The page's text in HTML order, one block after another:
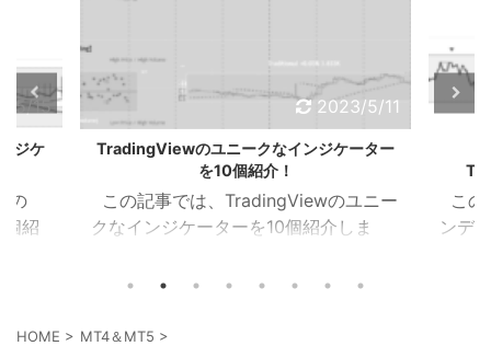
2023/5/11
ンジケーター
のユニー
介しま
ドライン サ
2023/5/8
マネーフローインデックス(MFI)の
TradingViewインジケーター22選！
この記事では、MFI(マネーフローイ
ンデックス)のTradingViewインジケー
フローインデックス MFIカラー マネー
ス MFIヒストグラム MFIトレンドライ
HOME > MT4＆MT5 >